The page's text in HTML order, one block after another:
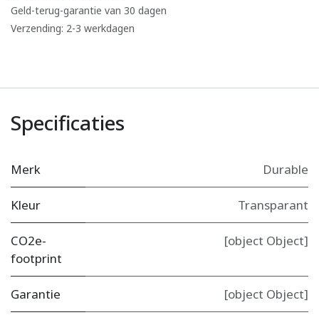
Geld-terug-garantie van 30 dagen
Verzending: 2-3 werkdagen
Specificaties
Merk Durable
Kleur Transparant
CO2e-
footprint
[object Object]
Garantie [object Object]